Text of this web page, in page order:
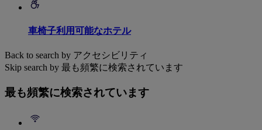
車椅子利用可能なホテル
Back to search by アクセシビリティ
Skip search by 最も頻繁に検索されています
最も頻繁に検索されています